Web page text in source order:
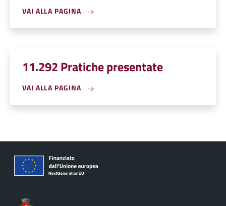
VAI ALLA PAGINA
11.292 Pratiche presentate
VAI ALLA PAGINA